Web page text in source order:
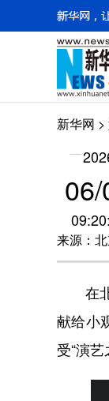
新华网 >
06/
来源：
在北
献给小
受“演艺